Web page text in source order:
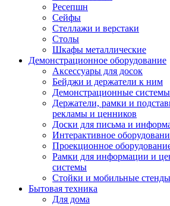
Ресепшн
Сейфы
Стеллажи и верстаки
Столы
Шкафы металлические
Демонстрационное оборудование
Аксессуары для досок
Бейджи и держатели к ним
Демонстрационные системы
Держатели, рамки и
рекламы и ценников
Доски для письма и
Интерактивное
Проекционное
Рамки для информации и
системы
Стойки и мобильные стенды
Бытовая техника
Для дома